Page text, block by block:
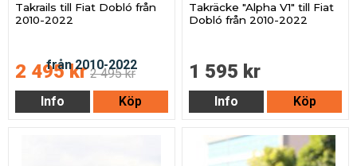
Takrails till Fiat Dobló från
2010-2022
2 495 kr 2 495 kr
Info
Köp
Takräcke "Alpha V1" till Fiat
Dobló från 2010-2022
1 595 kr
Info Köp